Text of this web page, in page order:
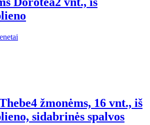
4 žmonėms, 16 vnt., iš
sidabrinės spalvos